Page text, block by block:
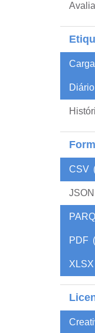
Carga
Diário
CSV
JSON
PDF
XLSX